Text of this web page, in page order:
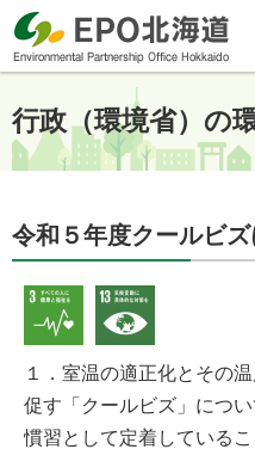
行政（環境省）の
令和５年度クールビ
１．室温の適正化とその
促す「クールビズ」につ
慣習として定着している